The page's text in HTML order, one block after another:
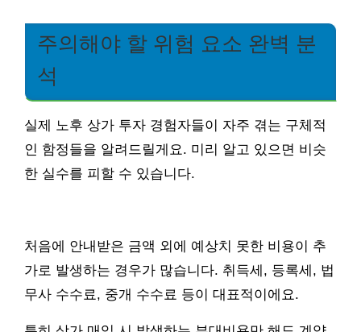
주의해야 할 위험 요소 완벽 분
석
실제 노후 상가 투자 경험자들이 자주 겪는 구체적
인 함정들을 알려드릴게요. 미리 알고 있으면 비슷
한 실수를 피할 수 있습니다.
처음에 안내받은 금액 외에 예상치 못한 비용이 추
가로 발생하는 경우가 많습니다. 취득세, 등록세, 법
무사 수수료, 중개 수수료 등이 대표적이에요.